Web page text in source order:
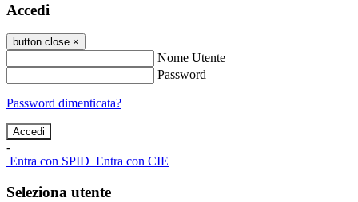
Accedi
button close ×
Nome Utente
Password
Password dimenticata?
-
Entra con SPID Entra con CIE
Seleziona utente